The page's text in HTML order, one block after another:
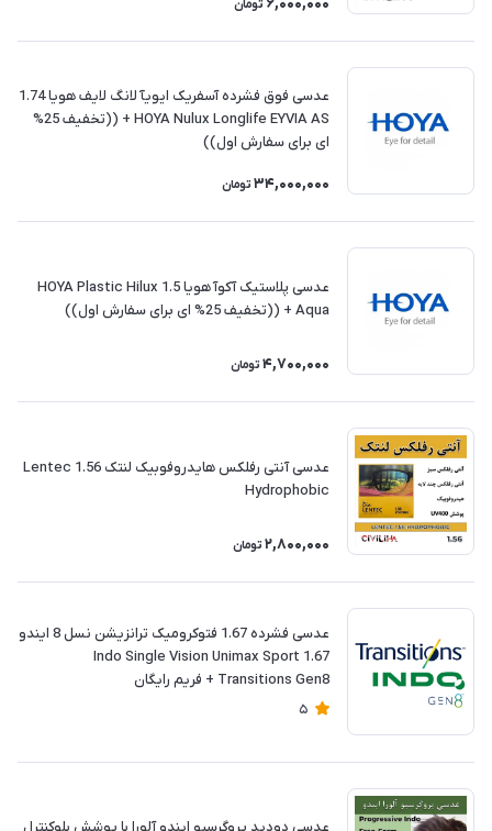
تومان
عدسی فوق فشرده آسفریک ایویآ لانگ لایف هویا 1.74
HOYA Nulux Longlife EYVIA AS + ((تخفیف 25%
ای برای سفارش اول))
34,000,000 تومان
عدسی پلاستیک آکوآ هویا 1.5 HOYA Plastic Hilux
Aqua + ((تخفیف 25% ای برای سفارش اول))
4,700,000 تومان
عدسی آنتی رفلکس هایدروفوبیک لنتک Lentec 1.56
Hydrophobic
2,800,000 تومان
عدسی فشرده 1.67 فتوکرومیک ترانزیشن نسل 8 ایندو
Indo Single Vision Unimax Sport 1.67
Transitions Gen8 + فريم رايگان
5
عدسی دودید پروگرسیو ایندو آلورا با پوشش بلوکنترل